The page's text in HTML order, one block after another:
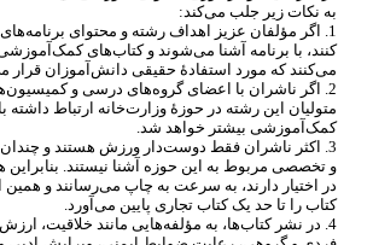
به نکات زیر جلب میکند:
1. اگر مؤلفان عزیز اهداف رشته و محتوای برنامه
کنند، با برنامه آشنا میشوند و کتابهای کمک
میکنند که مورد استفادۀ حقیقی دانش آموزان قرار
2. اگر ناشران با اعضای گروه
های درسی و کمیسیون
متولیان این رشته در حوزۀ وزارتخانه ارتباط داشته
کمکآموزشی بیشتر خواهد شد.
3. اکثر ناشران فقط دوست
دار ورزش هستند و
و تخصصی مربوط به این حوزه آشنا نیستند. بنابراین
در اختیار دارند، به سرعت به چاپ میرسانند و
کتاب را تا حد یک کتاب تجاری پایین میآورد.
4. در نشر کتاب
ها، به مؤلفههایی مانند خلاقیت، ارزش